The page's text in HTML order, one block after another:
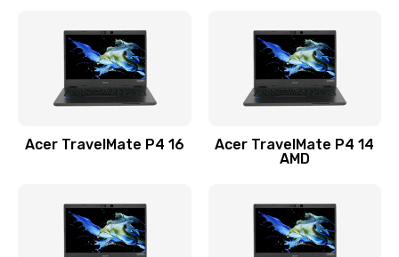
Замена USB порта
Заказать
Acer TravelMate P4 16
Acer TravelMate P4 14
AMD